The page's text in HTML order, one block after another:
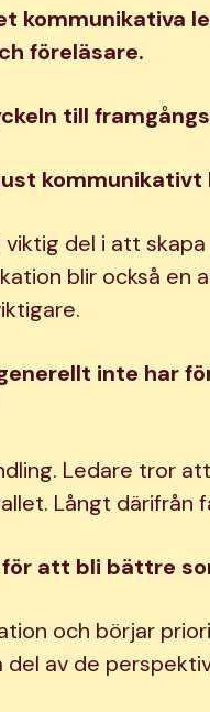
kommunikativa
föreläsare.
till
kommunikativt
del i att
blir också en
inte har
Ledare tror
Långt därifrån
att bli bättre
och börjar
av de